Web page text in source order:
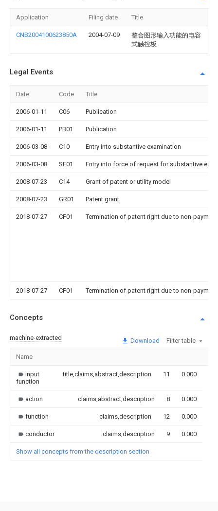
Application Filing date Title
CNB2004100623850A 2004-07-09
整合图形输入功能的电容
式触控板
Legal Events
Date Code Title
2006-01-11 C06 Publication
2006-01-11 PB01 Publication
2006-03-08 C10 Entry into substantive examination
2006-03-08 SE01 Entry into force of request for substantive
2008-07-23 C14 Grant of patent or utility model
2008-07-23 GR01 Patent grant
2018-07-27 CF01 Termination of patent right due to non-
2018-07-27 CF01 Termination of patent right due to non-
Concepts
machine-extracted Download Filter table
Name
input
function
title,claims,abstract,description 11 0.000
action claims,abstract,description 8 0.000
function claims,description 12 0.000
conductor claims,description 9 0.000
Show all concepts from the description section